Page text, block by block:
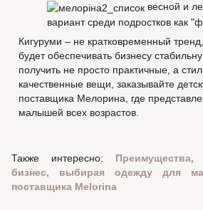
весной и
вариант среди подростков как
Кигуруми – не кратковременный
будет обеспечивать бизнесу
получить не просто практичные, а
качественные вещи, заказывайте
поставщика Мелорина, где
малышей всех возрастов.
Также интересно:
бизнес, выбирая одежду для
поставщика Melorina